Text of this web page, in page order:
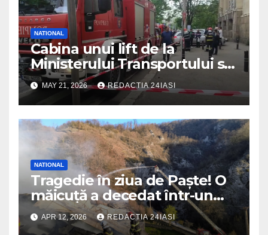
NATIONAL
Cabina unui lift de la
Ministerului Transportului s-a
prăbușit! Înăuntru erau mai
multe persoane
MAY 21, 2026 REDACTIA 24IASI
NATIONAL
Tragedie în ziua de Paște! O
măicuță a decedat într-un
incendiu izbucnit la
mănăstire
APR 12, 2026 REDACTIA 24IASI